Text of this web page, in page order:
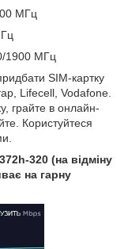
МГц
1900 МГц
SIM-картку
Lifecell, Vodafone.
грайте в онлайн-
Користуйтеся
320 (на відміну
на гарну